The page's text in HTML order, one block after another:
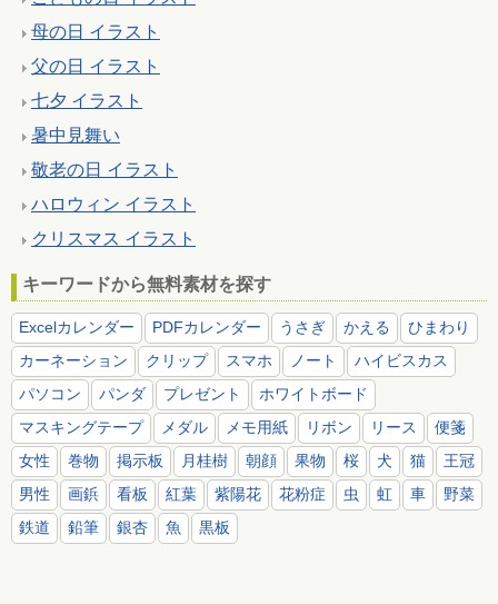
母の日 イラスト
父の日 イラスト
七夕 イラスト
暑中見舞い
敬老の日 イラスト
ハロウィン イラスト
クリスマス イラスト
キーワードから無料素材を探す
Excelカレンダー PDFカレンダー うさぎ かえる
ひまわり
カーネーション
クリップ スマホ ノート
ハイビスカス
パソコン
パンダ プレゼント
ホワイトボード
マスキングテープ
メダル メモ用紙 リボン リース
便箋
女性
巻物 掲示板 月桂樹 朝顔 果物 桜 犬 猫
王冠
男性
画鋲 看板 紅葉 紫陽花 花粉症 虫 虹 車
野菜
鉄道
鉛筆 銀杏 魚 黒板